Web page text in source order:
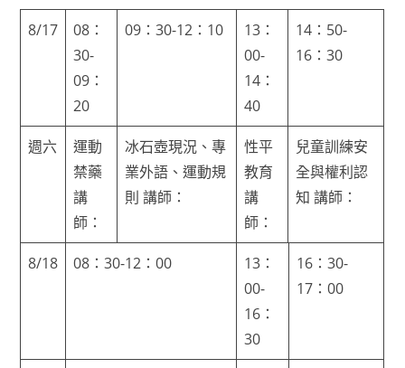
8/17
08：
30-
09：
20
09：30-12：10
13：
00-
14：
40
14：50-
16：30
週六
運動
禁藥
講
師：
冰石壺現況、專
業外語、運動規
則 講師：
性平
教育
講
師：
兒童訓練安
全與權利認
知 講師：
8/18 08：30-12：00
13：
00-
16：
30
16：30-
17：00